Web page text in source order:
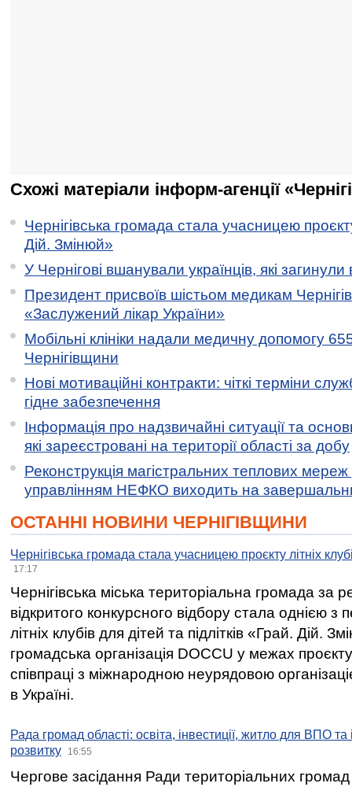
Схожі матеріали інформ-агенції
Чернігівська громада стала учасницею
Дій. Змінюй»
У Чернігові вшанували українців, які загинули
Президент присвоїв шістьом медикам
«Заслужений лікар України»
Мобільні клініки надали медичну допомогу
Чернігівщини
Нові мотиваційні контракти: чіткі терміни
гідне забезпечення
Інформація про надзвичайні ситуації та
які зареєстровані на території області за добу
Реконструкція магістральних теплових мереж
управлінням НЕФКО виходить на
ОСТАННІ НОВИНИ ЧЕРНІГІВЩИНИ
Чернігівська громада стала учасницею проєкту літніх
17:17
Чернігівська міська територіальна громада за
відкритого конкурсного відбору стала однією
літніх клубів для дітей та підлітків «Грай. Дій.
громадська організація DOCCU у межах
співпраці з міжнародною неурядовою
в Україні.
Рада громад області: освіта, інвестиції, житло для ВПО
розвитку
16:55
Чергове засідання Ради територіальних громад